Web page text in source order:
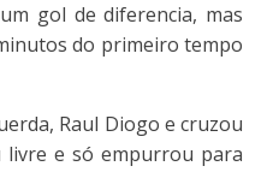
gol de diferencia, mas
do primeiro tempo
Raul Diogo e cruzou
livre e só empurrou para